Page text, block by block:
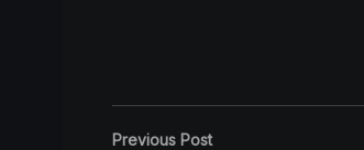
Previous Post